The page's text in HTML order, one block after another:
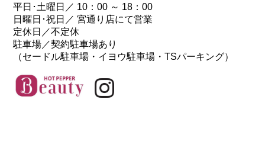
平日･土曜日／ 10：00 ～ 18：00
日曜日･祝日／ 宮通り店にて営業
定休日／不定休
駐車場／契約駐車場あり
（セードル駐車場・イヨウ駐車場・TSパーキング）